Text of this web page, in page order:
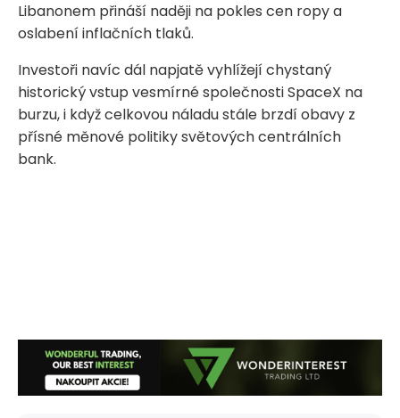
Libanonem přináší naději na pokles cen ropy a
oslabení inflačních tlaků.
Investoři navíc dál napjatě vyhlížejí chystaný
historický vstup vesmírné společnosti SpaceX na
burzu, i když celkovou náladu stále brzdí obavy z
přísné měnové politiky světových centrálních
bank.